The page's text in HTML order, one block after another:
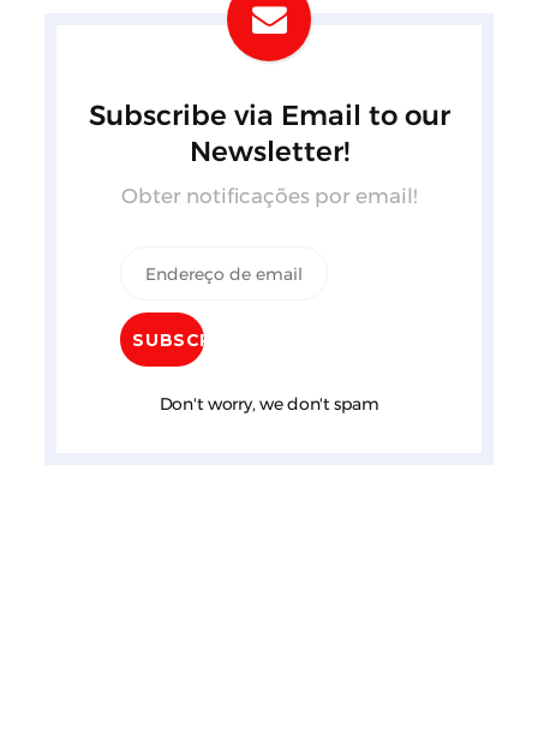
Subscribe via Email to our
Newsletter!
Obter notificações por email!
Don't worry, we don't spam